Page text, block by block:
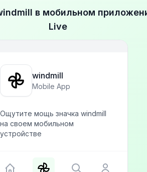
в мобильном
Live
windmill
Mobile App
Ощутите мощь значка windmill
на своем мобильном
устройстве